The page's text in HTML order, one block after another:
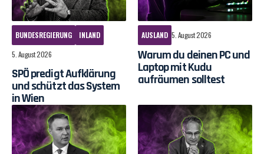
BUNDESREGIERUNG
INLAND
5. August 2026
SPÖ predigt Aufklärung
und schützt das System
in Wien
AUSLAND 5. August 2026
Warum du deinen PC und
Laptop mit Kudu
aufräumen solltest